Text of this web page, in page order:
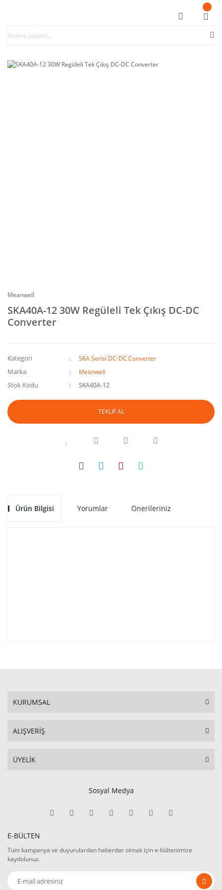
Meanwell
SKA40A-12 30W Regüleli Tek Çıkış DC-DC
Converter
Kategori SKA Serisi DC-DC Converter
Marka Meanwell
Stok Kodu SKA40A-12
TEKLİF AL
Ürün Bilgisi Yorumlar Önerileriniz
KURUMSAL
ALIŞVERİŞ
ÜYELİK
Sosyal Medya
E-BÜLTEN
Tüm kampanya ve duyurulardan haberdar olmak için e-bültenimize
kaydolunuz.